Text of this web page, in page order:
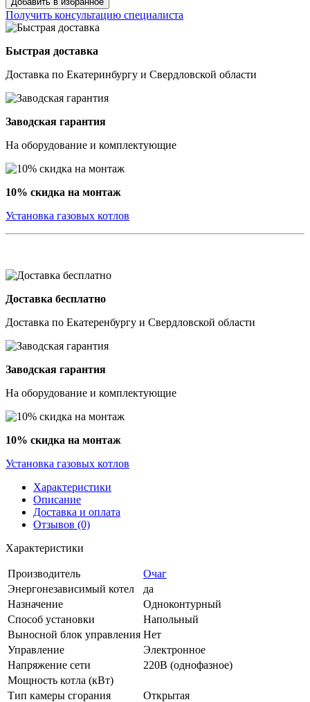
Получить консультацию специалиста
Быстрая доставка
Доставка по Екатеринбургу и Свердловской области
Заводская гарантия
На оборудование и комплектующие
10% скидка на монтаж
Установка газовых котлов
Доставка бесплатно
Доставка по Екатеренбургу и Свердловской области
Заводская гарантия
На оборудование и комплектующие
10% скидка на монтаж
Установка газовых котлов
Характеристики
Описание
Доставка и оплата
Отзывов (0)
Характеристики
Производитель
Очаг
Энергонезависимый котел
да
Назначение
Одноконтурный
Способ установки
Напольный
Выносной блок управления Нет
Управление
Электронное
Напряжение сети
220В (однофазное)
Мощность котла (кВт)
Тип камеры сгорания
Открытая